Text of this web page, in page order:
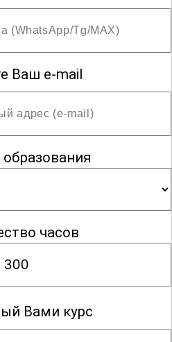
Ваш e-mail
часов
Вами курс